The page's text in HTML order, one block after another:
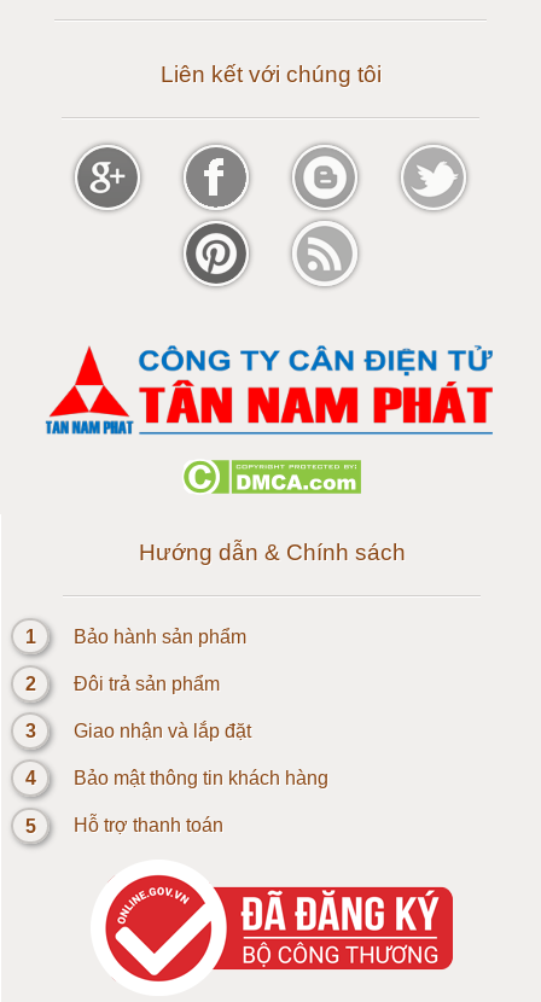
Cân điện tử 50 tấn
Cân điện tử 60 tấn
Cân điện tử 80 tấn
Cân điện tử 100 tấn
Cân điện tử 150 tấn
Loadcell 300g
Cảm biến Loadcell 2kg
Loadcell 3kg
Loadcell 5kg
Loadcell 10kg
Loadcell 20kg
Loadcell 30kg
Loadcell 50kg
Liên kết với chúng tôi
Hướng dẫn & Chính sách
1 Bảo hành sản phẩm
2 Đôi trả sản phẩm
3 Giao nhận và lắp đặt
4 Bảo mật thông tin khách hàng
5 Hỗ trợ thanh toán